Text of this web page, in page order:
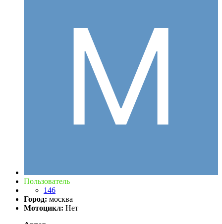
Пользователь
146
Город: москва
Мотоцикл: Нет